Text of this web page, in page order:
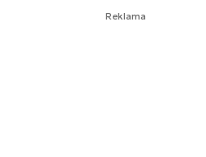
Reklama